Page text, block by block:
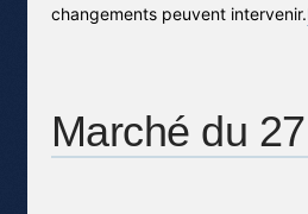
changements peuvent intervenir.
Marché du